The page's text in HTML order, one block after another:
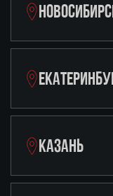
КАЗАНЬ